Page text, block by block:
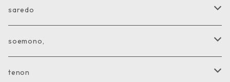
CUTandSEW
JACKET
VEST
COAT
saredo
KNIT
CUTandSEW
soemono,
JACKET
tenon